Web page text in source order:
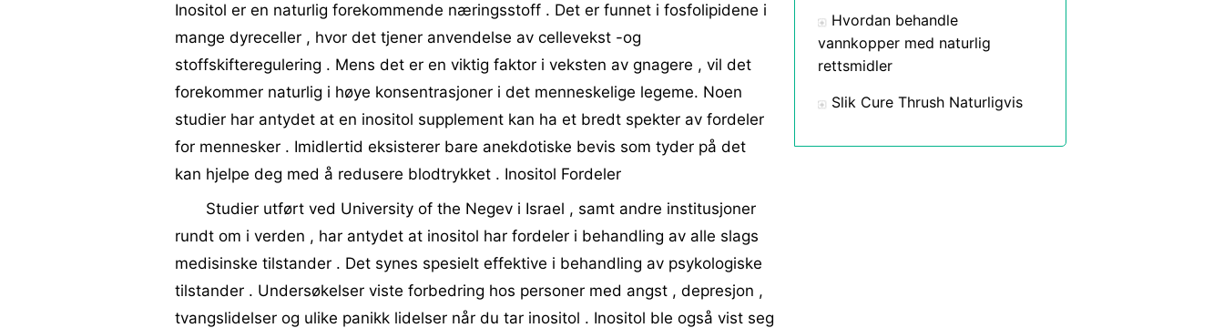
Inositol er en naturlig forekommende næringsstoff . Det er funnet i fosfolipidene i
mange dyreceller , hvor det tjener anvendelse av cellevekst -og
stoffskifteregulering . Mens det er en viktig faktor i veksten av gnagere , vil det
forekommer naturlig i høye konsentrasjoner i det menneskelige legeme. Noen
studier har antydet at en inositol supplement kan ha et bredt spekter av fordeler
for mennesker . Imidlertid eksisterer bare anekdotiske bevis som tyder på det
kan hjelpe deg med å redusere blodtrykket . Inositol Fordeler
Studier utført ved University of the Negev i Israel , samt andre institusjoner
rundt om i verden , har antydet at inositol har fordeler i behandling av alle slags
medisinske tilstander . Det synes spesielt effektive i behandling av psykologiske
tilstander . Undersøkelser viste forbedring hos personer med angst , depresjon ,
tvangslidelser og ulike panikk lidelser når du tar inositol . Inositol ble også vist seg
Hvordan behandle
vannkopper med naturlig
rettsmidler
Slik Cure Thrush Naturligvis